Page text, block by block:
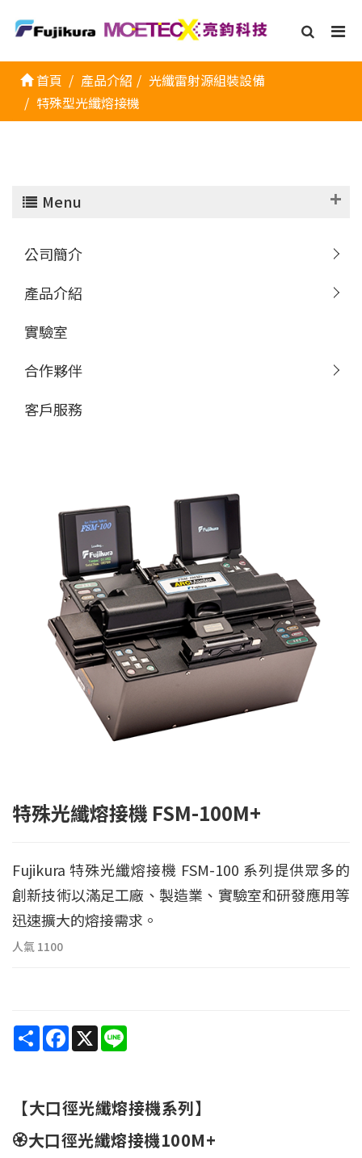
首頁 產品介紹
光纖雷射源組裝設備
特殊型光纖熔接機
Menu
公司簡介
產品介紹
實驗室
合作夥伴
客戶服務
特殊光纖熔接機 FSM-100M+
Fujikura 特殊光纖熔接機 FSM-100 系列提供眾多的
創新技術以滿足工廠、製造業、實驗室和研發應用等
迅速擴大的熔接需求。
人氣 1100
Share Facebook
X
【大口徑光纖熔接機系列】
🏵️大口徑光纖熔接機100M+